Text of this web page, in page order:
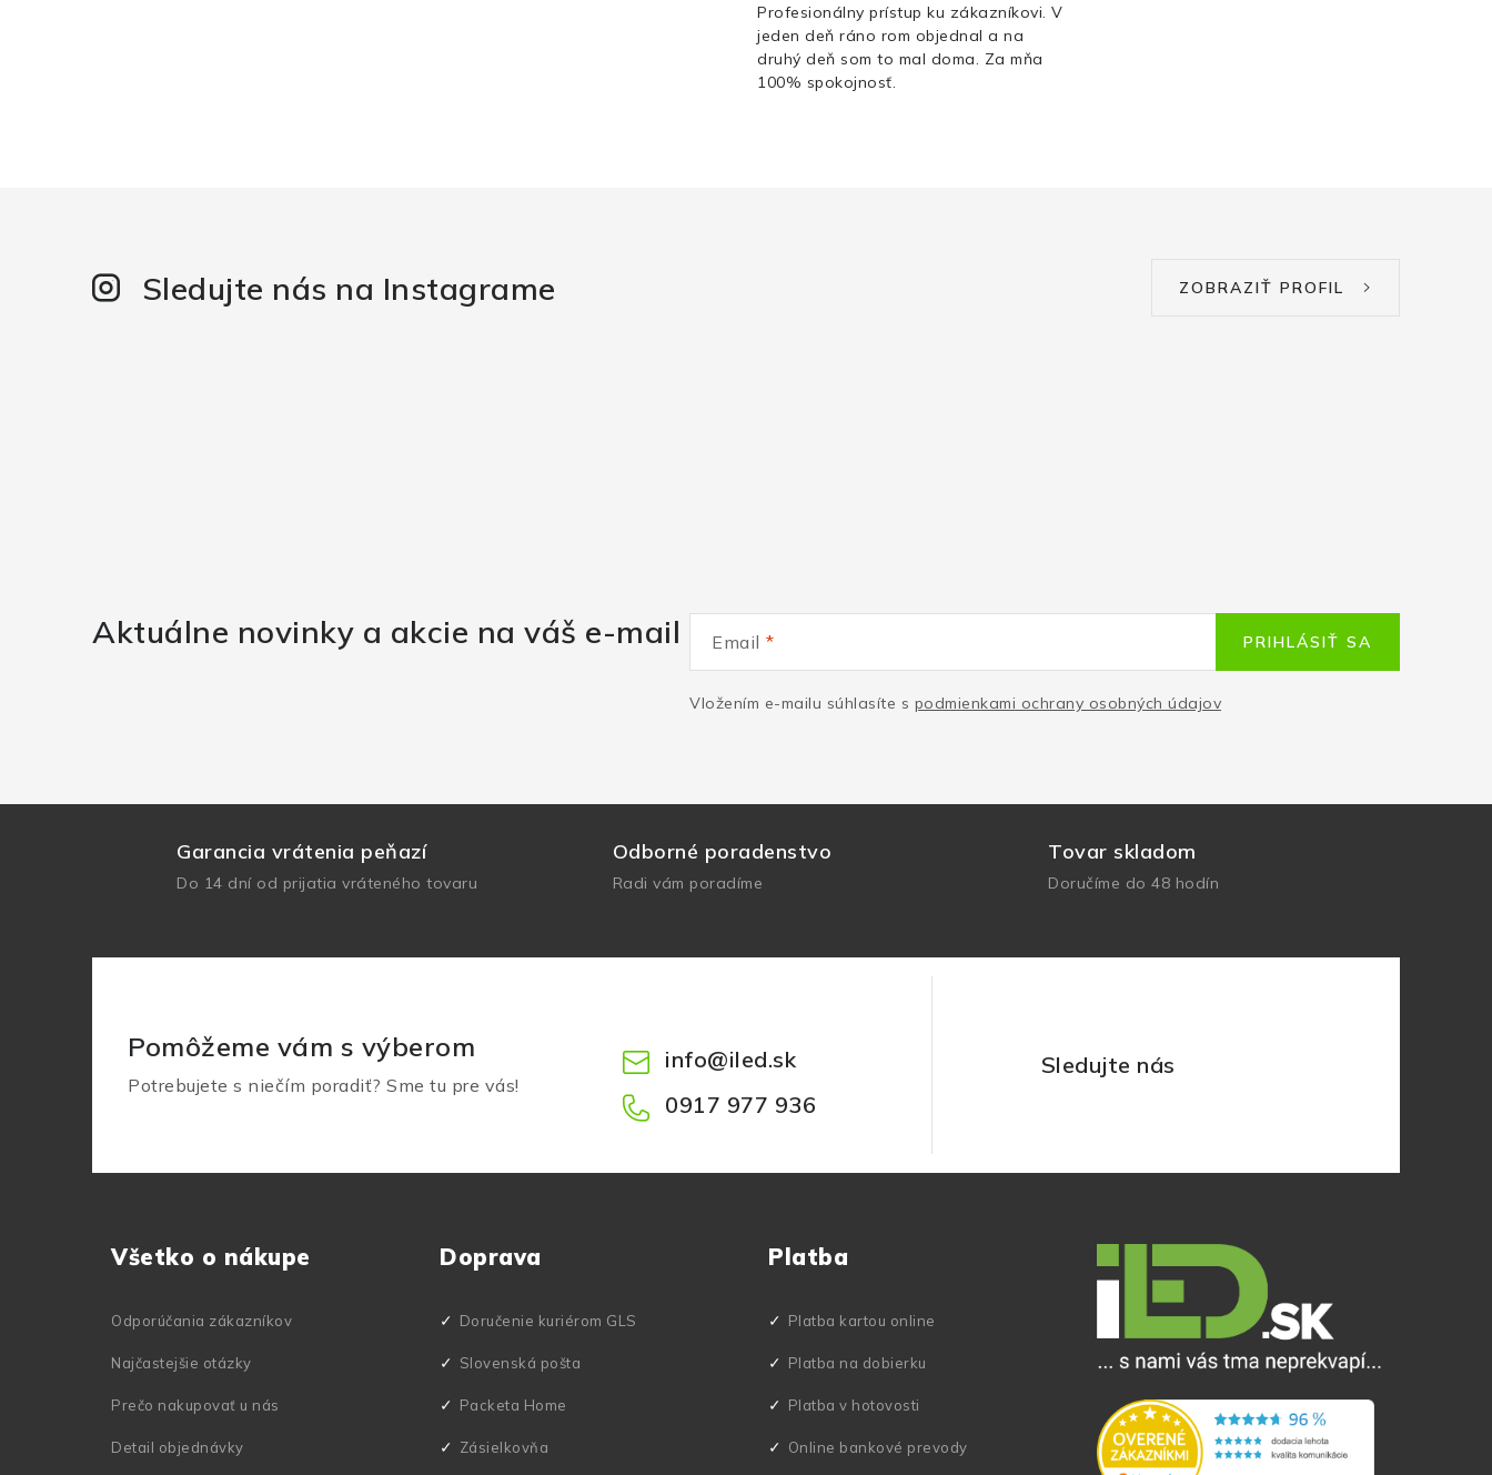
Profesionálny prístup ku zákazníkovi. V
jeden deň ráno rom objednal a na
druhý deň som to mal doma. Za mňa
100% spokojnosť.
Sledujte nás na Instagrame ZOBRAZIŤ PROFIL
Aktuálne novinky a akcie na váš e-mail Email
Vložením e-mailu súhlasíte s podmienkami ochrany osobných údajov
PRIHLÁSIŤ SA
Garancia vrátenia peňazí
Do 14 dní od prijatia vráteného tovaru
Odborné poradenstvo
Radi vám poradíme
Tovar skladom
Doručíme do 48 hodín
Pomôžeme vám s výberom
Potrebujete s niečím poradiť? Sme tu pre vás!
info@iled.sk
0917 977 936
Všetko o nákupe
Odporúčania zákazníkov
Najčastejšie otázky
Prečo nakupovať u nás
Detail objednávky
Doprava
Doručenie kuriérom GLS
Slovenská pošta
Packeta Home
Zásielkovňa
Platba
Platba kartou online
Platba na dobierku
Platba v hotovosti
Online bankové prevody